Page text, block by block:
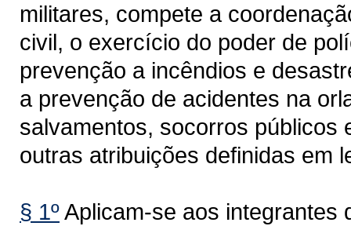
militares, compete a
civil, o exercício do poder de
prevenção a incêndios e
a prevenção de acidentes na
salvamentos, socorros públicos
outras atribuições definidas em
§ 1ºAplicam-se aos integrantes